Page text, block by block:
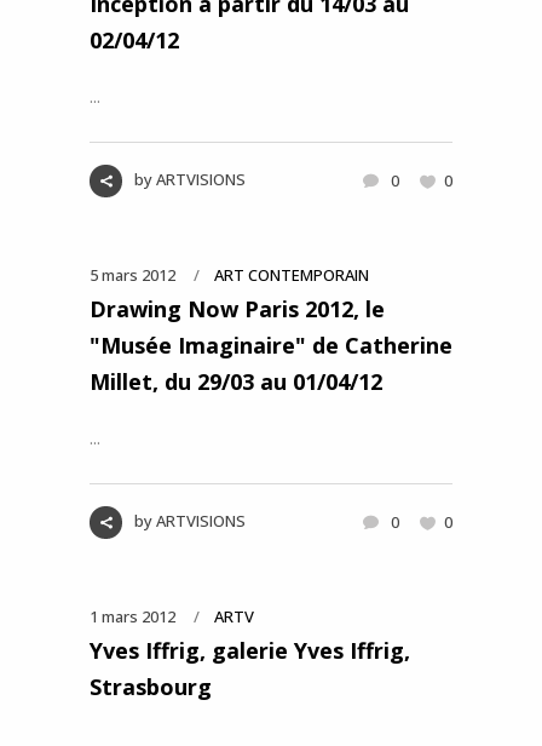
02/04/12
...
byARTVISIONS 0 0
5 mars 2012 ART CONTEMPORAIN
Drawing Now Paris 2012, le
"Musée Imaginaire" de Catherine
Millet, du 29/03 au 01/04/12
...
byARTVISIONS 0 0
1 mars 2012 ARTV
Yves Iffrig, galerie Yves Iffrig,
Strasbourg